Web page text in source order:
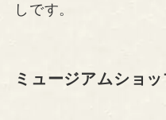
しです。
ミュージアムショ